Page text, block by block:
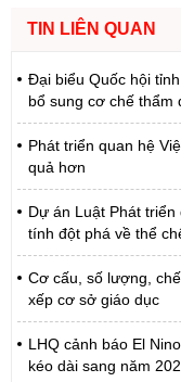
TIN LIÊN QUAN
Đại biểu Quốc hội
bổ sung cơ chế thẩm
Phát triển quan hệ
quả hơn
Dự án Luật Phát
tính đột phá về thể
Cơ cấu, số lượng,
xếp cơ sở giáo dục
LHQ cảnh báo El
kéo dài sang năm